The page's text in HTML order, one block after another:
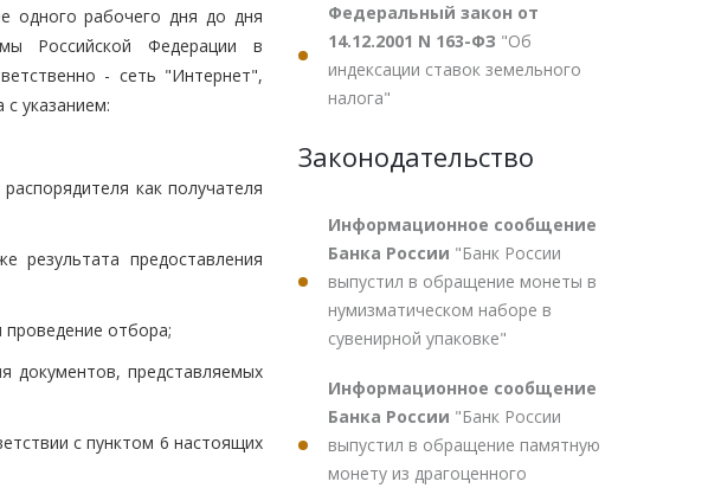
одного рабочего дня до дня
Российской Федерации в
- сеть "Интернет",
указанием:
как получателя
результата предоставления
проведение отбора;
документов, представляемых
с пунктом 6 настоящих
Федеральный закон от
14.12.2001 N 163-ФЗ "Об
индексации ставок земельного
налога"
Законодательство
Информационное сообщение
Банка России "Банк России
выпустил в обращение монеты в
нумизматическом наборе в
сувенирной упаковке"
Информационное сообщение
Банка России "Банк России
выпустил в обращение памятную
монету из драгоценного